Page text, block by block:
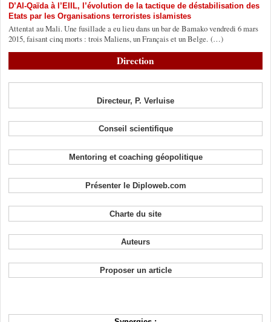
D’Al-Qaïda à l’EIIL, l’évolution de la tactique de déstabilisation des
Etats par les Organisations terroristes islamistes
Attentat au Mali. Une fusillade a eu lieu dans un bar de Bamako vendredi 6 mars
2015, faisant cinq morts : trois Maliens, un Français et un Belge. (…)
Direction
Directeur, P. Verluise
Conseil scientifique
Mentoring et coaching géopolitique
Présenter le Diploweb.com
Charte du site
Auteurs
Proposer un article